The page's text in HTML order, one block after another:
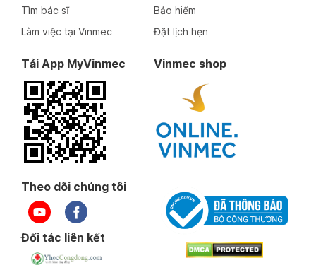
Tìm bác sĩ
Làm việc tại Vinmec
Bảo hiểm
Đặt lịch hẹn
Tải App MyVinmec Vinmec shop
Theo dõi chúng tôi
Đối tác liên kết